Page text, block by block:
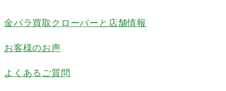
金パラ買取クローバーと店舗情報
お客様のお声
よくあるご質問